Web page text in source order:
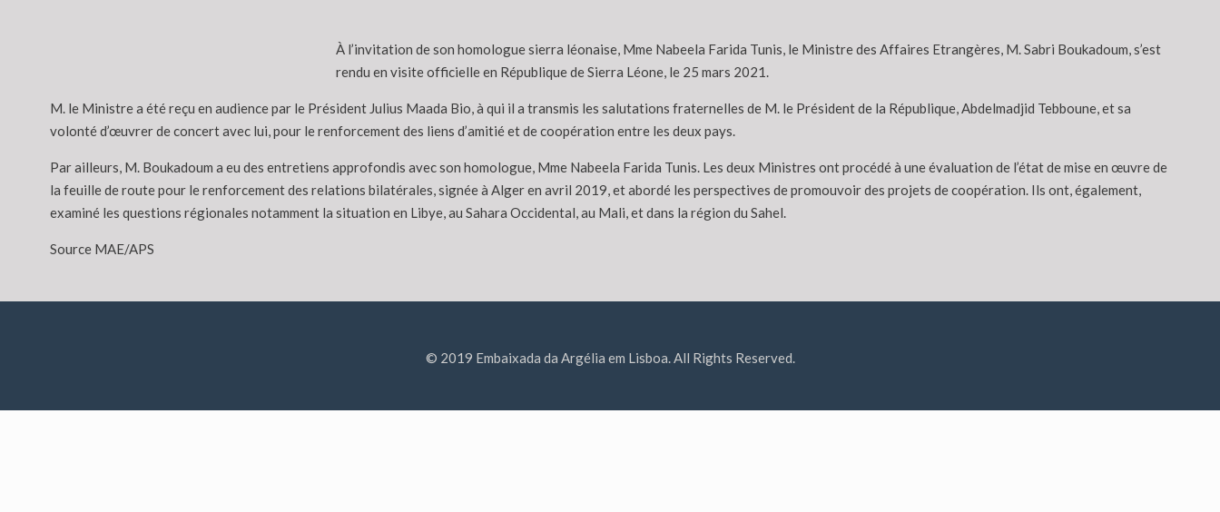
À l’invitation de son homologue sierra léonaise, Mme Nabeela Farida Tunis, le Ministre des Affaires Etrangères, M. Sabri Boukadoum, s’est
rendu en visite officielle en République de Sierra Léone, le 25 mars 2021.
M. le Ministre a été reçu en audience par le Président Julius Maada Bio, à qui il a transmis les salutations fraternelles de M. le Président de la République, Abdelmadjid Tebboune, et sa
volonté d’œuvrer de concert avec lui, pour le renforcement des liens d’amitié et de coopération entre les deux pays.
Par ailleurs, M. Boukadoum a eu des entretiens approfondis avec son homologue, Mme Nabeela Farida Tunis. Les deux Ministres ont procédé à une évaluation de l’état de mise en œuvre de
la feuille de route pour le renforcement des relations bilatérales, signée à Alger en avril 2019, et abordé les perspectives de promouvoir des projets de coopération. Ils ont, également,
examiné les questions régionales notamment la situation en Libye, au Sahara Occidental, au Mali, et dans la région du Sahel.
Source MAE/APS
© 2019 Embaixada da Argélia em Lisboa. All Rights Reserved.